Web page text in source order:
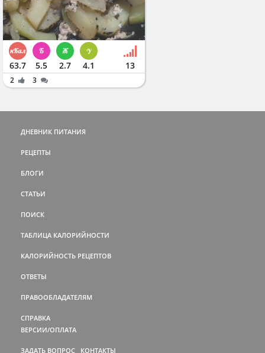
63.7 5.5 2.7 4.1 13
2 3
ДНЕВНИК ПИТАНИЯ
РЕЦЕПТЫ
БЛОГИ
СТАТЬИ
ПОИСК
ТАБЛИЦА КАЛОРИЙНОСТИ
КАЛОРИЙНОСТЬ РЕЦЕПТОВ
ОТВЕТЫ
ПРАВООБЛАДАТЕЛЯМ
СПРАВКА
ВЕРСИИ/ОПЛАТА
ЗАДАТЬ ВОПРОС КОНТАКТЫ